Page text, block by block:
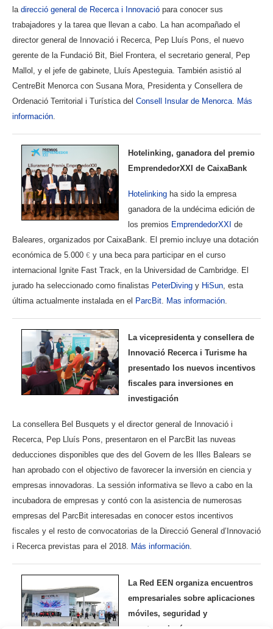
la direcció general de Recerca i Innovació para conocer sus
trabajadores y la tarea que llevan a cabo. La han acompañado el
director general de Innovació i Recerca, Pep Lluís Pons, el nuevo
gerente de la Fundació Bit, Biel Frontera, el secretario general, Pep
Mallol, y el jefe de gabinete, Lluís Apesteguia. También asistió al
CentreBit Menorca con Susana Mora, Presidenta y Consellera de
Ordenació Territorial i Turística del Consell Insular de Menorca. Más
información.
Hotelinking, ganadora del premio
EmprendedorXXI de CaixaBank
Hotelinking ha sido la empresa
ganadora de la undécima edición de
los premios EmprendedorXXI de
Baleares, organizados por CaixaBank. El premio incluye una dotación
económica de 5.000 € y una beca para participar en el curso
internacional Ignite Fast Track, en la Universidad de Cambridge. El
jurado ha seleccionado como finalistas PeterDiving y HiSun, esta
última actualmente instalada en el ParcBit. Mas información.
La vicepresidenta y consellera de
Innovació Recerca i Turisme ha
presentado los nuevos incentivos
fiscales para inversiones en
investigación
La consellera Bel Busquets y el director general de Innovació i
Recerca, Pep Lluís Pons, presentaron en el ParcBit las nuveas
deducciones disponibles que des del Govern de les Illes Balears se
han aprobado con el objectivo de favorecer la inversión en ciencia y
empresas innovadoras. La sessión informativa se llevo a cabo en la
incubadora de empresas y contó con la asistencia de numerosas
empresas del ParcBit interesadas en conocer estos incentivos
fiscales y el resto de convocatorias de la Direcció General d’Innovació
i Recerca previstas para el 2018. Más información.
La Red EEN organiza encuentros
empresariales sobre aplicaciones
móviles, seguridad y